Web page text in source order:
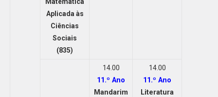
Aplicada às
Ciências
Sociais
(835)
14.00
11.º Ano
Mandarim
14.00
11.º Ano
Literatura